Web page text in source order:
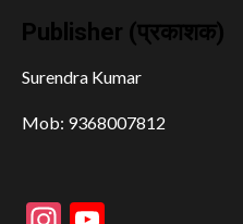
Publisher (प्रकाशक)
Surendra Kumar
Mob: 9368007812